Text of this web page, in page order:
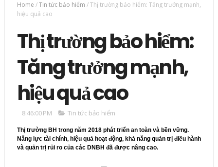
Home /Tin tức bảo hiểm /Thị trường bảo hiểm: Tăng trưởng mạnh,
hiệu quả cao
Thị trường bảo hiểm:
Tăng trưởng mạnh,
hiệu quả cao
8:46:00 PM Tin tức bảo hiểm
Thị trường BH trong năm 2018 phát triển an toàn và bền vững.
Năng lực tài chính, hiệu quả hoạt động, khả năng quản trị điều hành
và quản trị rủi ro của các DNBH đã được nâng cao.